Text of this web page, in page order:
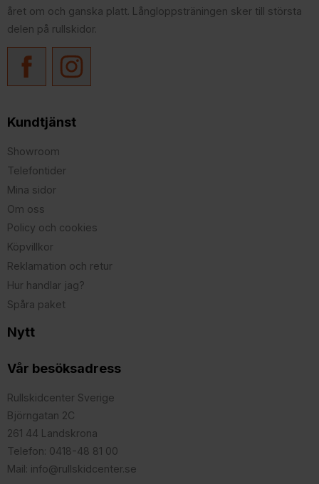
året om och ganska platt. Långloppsträningen sker till största
delen på rullskidor.
Kundtjänst
Showroom
Telefontider
Mina sidor
Om oss
Policy och cookies
Köpvillkor
Reklamation och retur
Hur handlar jag?
Spåra paket
Nytt
Vår besöksadress
Rullskidcenter Sverige
Björngatan 2C
261 44 Landskrona
Telefon: 0418-48 81 00
Mail: info@rullskidcenter.se